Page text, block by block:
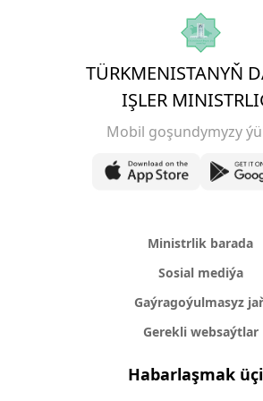
TÜRKMENISTANYŇ
IŞLER
Mobil goşundymyzy
Ministrlik barada
Sosial mediýa
Gaýragoýulmasyz
Gerekli websaýtlar
Habarlaşmak